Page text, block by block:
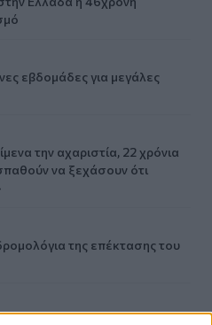
εβδομάδες για μεγάλες
την αχαριστία, 22 χρόνια
να ξεχάσουν ότι
της επέκτασης του